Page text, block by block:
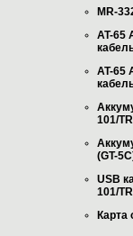
MR-
AT-65
AT-65
101/
(GT-
USB
101/
Карта